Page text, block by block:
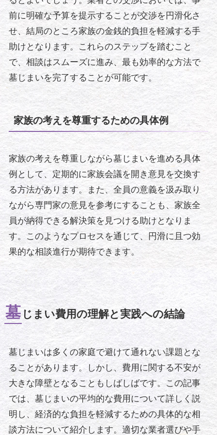
前に明確な予算を提示することが交渉を円滑化さ
せ、結局のところ家族の金銭的負担を軽減する手
助けとなります。これらのステップを踏むこと
で、相談はスムーズに進み、最も効率的な方法で
墓じまいを完了することが可能です。
家族の考えを尊重するための具体例
家族の考えを尊重しながら墓じまいを進める具体
例として、定期的に家族会議を開き意見を交換す
る方法があります。また、全員の意義を汲み取り
ながら専門家の意見を参考にすることも、家族全
員が納得できる解決策を見つける助けとなりま
す。このようなプロセスを通じて、円滑に且つ効
果的な相談進行が期待できます。
墓じまい費用の理解と実践への結論
墓じまいは多くの家庭で避けて通れない課題とな
ることがあります。しかし、費用に関する不安が
大きな障壁となることもしばしばです。この記事
では、墓じまいの平均的な費用について詳しく説
明し、経済的な負担を軽減するための具体的な相
談方法について紹介します。適切な業者選びや手